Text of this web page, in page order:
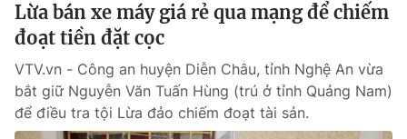
Chuyên mục khác
Emagazine
Photo Infographic
Lừa bán xe máy giá rẻ qua mạng để chiếm
đoạt tiền đặt cọc
VTV.vn - Công an huyện Diễn Châu, tỉnh Nghệ An vừa
bắt giữ Nguyễn Văn Tuấn Hùng (trú ở tỉnh Quảng Nam)
để điều tra tội Lừa đảo chiếm đoạt tài sản.